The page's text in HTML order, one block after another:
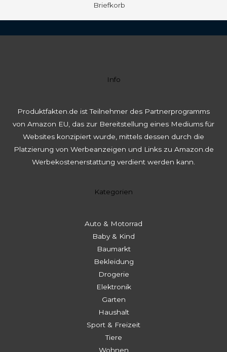
Briefkorb
Info
Produktfakten.de ist Teilnehmer des Partnerprogramms
von Amazon EU, das zur Bereitstellung eines Mediums für
Websites konzipiert wurde, mittels dessen durch die
Platzierung von Werbeanzeigen und Links zu Amazon.de
Werbekostenerstattung verdient werden kann.
Kategorien
Auto & Motorrad
Baby & Kind
Baumarkt
Bekleidung
Drogerie
Elektronik
Garten
Haushalt
Sport & Freizeit
Tiere
Wohnen